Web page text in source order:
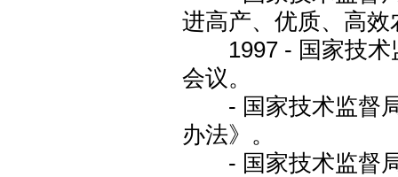
进高产、优质、高
1997 - 国家技术
会议。
- 国家技术监督局
办法》。
- 国家技术监督局